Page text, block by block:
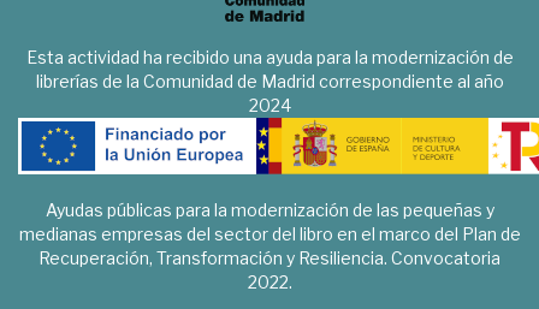
Esta actividad ha recibido una ayuda para la modernización de
librerías de la Comunidad de Madrid correspondiente al año
2024
Ayudas públicas para la modernización de las pequeñas y
medianas empresas del sector del libro en el marco del Plan de
Recuperación, Transformación y Resiliencia. Convocatoria
2022.